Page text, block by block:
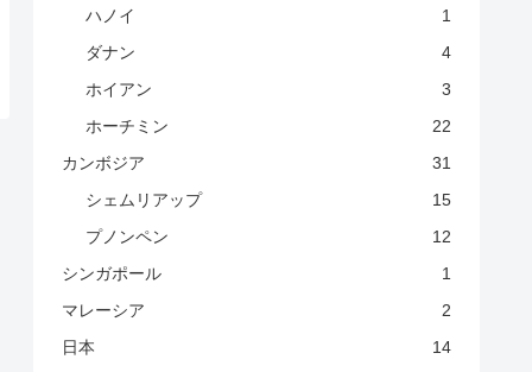
ハノイ
1
ダナン
4
ホイアン
3
ホーチミン
22
カンボジア
31
シェムリアップ
15
プノンペン
12
シンガポール
1
マレーシア
2
日本
14